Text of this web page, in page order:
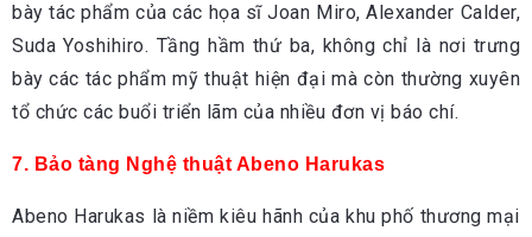
bày tác phẩm của các họa sĩ Joan Miro, Alexander Calder,
Suda Yoshihiro. Tầng hầm thứ ba, không chỉ là nơi trưng
bày các tác phẩm mỹ thuật hiện đại mà còn thường xuyên
tổ chức các buổi triển lãm của nhiều đơn vị báo chí.
7. Bảo tàng Nghệ thuật Abeno Harukas
Abeno Harukas là niềm kiêu hãnh của khu phố thương mại